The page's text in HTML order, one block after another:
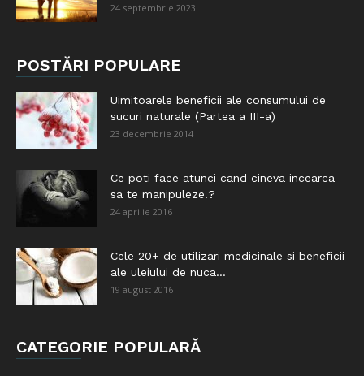
24 septembrie 2023
POSTĂRI POPULARE
Uimitoarele beneficii ale consumului de
sucuri naturale (Partea a III-a)
23 decembrie 2014
Ce poti face atunci cand cineva incearca
sa te manipuleze!?
24 aprilie 2016
Cele 20+ de utilizari medicinale si beneficii
ale uleiului de nuca...
19 august 2016
CATEGORIE POPULARĂ